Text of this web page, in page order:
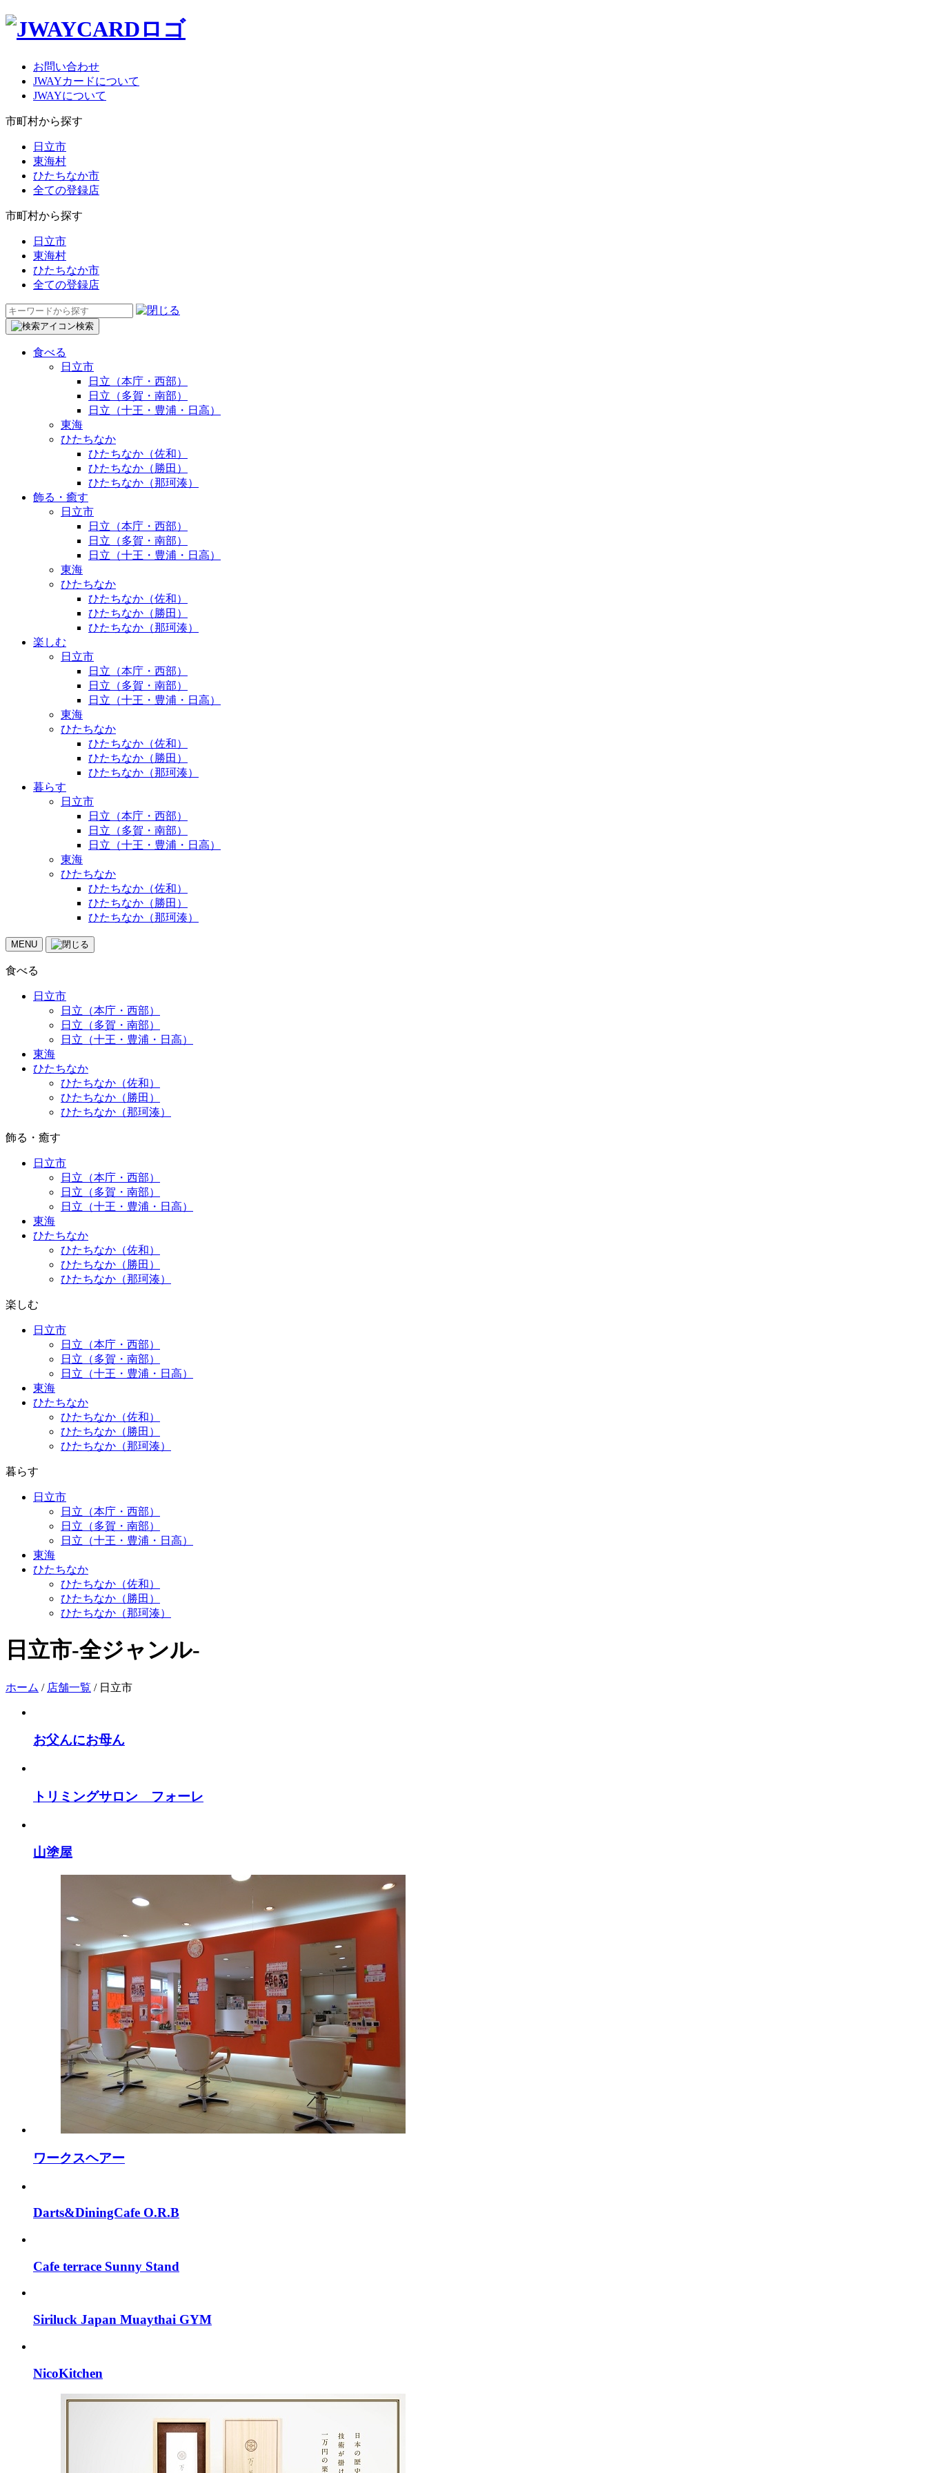
お問い合わせ
JWAYカードについて
JWAYについて
市町村から探す
日立市
東海村
ひたちなか市
全ての登録店
市町村から探す
日立市
東海村
ひたちなか市
全ての登録店
検
索:
検索
食べる
日立市
日立（本庁・西部）
日立（多賀・南部）
日立（十王・豊浦・日高）
東海
ひたちなか
ひたちなか（佐和）
ひたちなか（勝田）
ひたちなか（那珂湊）
飾る・癒す
日立市
日立（本庁・西部）
日立（多賀・南部）
日立（十王・豊浦・日高）
東海
ひたちなか
ひたちなか（佐和）
ひたちなか（勝田）
ひたちなか（那珂湊）
楽しむ
日立市
日立（本庁・西部）
日立（多賀・南部）
日立（十王・豊浦・日高）
東海
ひたちなか
ひたちなか（佐和）
ひたちなか（勝田）
ひたちなか（那珂湊）
暮らす
日立市
日立（本庁・西部）
日立（多賀・南部）
日立（十王・豊浦・日高）
東海
ひたちなか
ひたちなか（佐和）
ひたちなか（勝田）
ひたちなか（那珂湊）
MENU
食べる
日立市
日立（本庁・西部）
日立（多賀・南部）
日立（十王・豊浦・日高）
東海
ひたちなか
ひたちなか（佐和）
ひたちなか（勝田）
ひたちなか（那珂湊）
飾る・癒す
日立市
日立（本庁・西部）
日立（多賀・南部）
日立（十王・豊浦・日高）
東海
ひたちなか
ひたちなか（佐和）
ひたちなか（勝田）
ひたちなか（那珂湊）
楽しむ
日立市
日立（本庁・西部）
日立（多賀・南部）
日立（十王・豊浦・日高）
東海
ひたちなか
ひたちなか（佐和）
ひたちなか（勝田）
ひたちなか（那珂湊）
暮らす
日立市
日立（本庁・西部）
日立（多賀・南部）
日立（十王・豊浦・日高）
東海
ひたちなか
ひたちなか（佐和）
ひたちなか（勝田）
ひたちなか（那珂湊）
日立市-全ジャンル-
ホーム / 店舗一覧 / 日立市
お父んにお母ん
トリミングサロン フォーレ
山塗屋
ワークスヘアー
Darts&DiningCafe O.R.B
Cafe terrace Sunny Stand
Siriluck Japan Muaythai GYM
NicoKitchen